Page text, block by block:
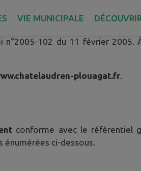
VIE MUNICIPALE DÉCOUVRIR
n°2005-102 du 11 février
plouagat.fr.
conforme avec le référentiel
ci-dessous.